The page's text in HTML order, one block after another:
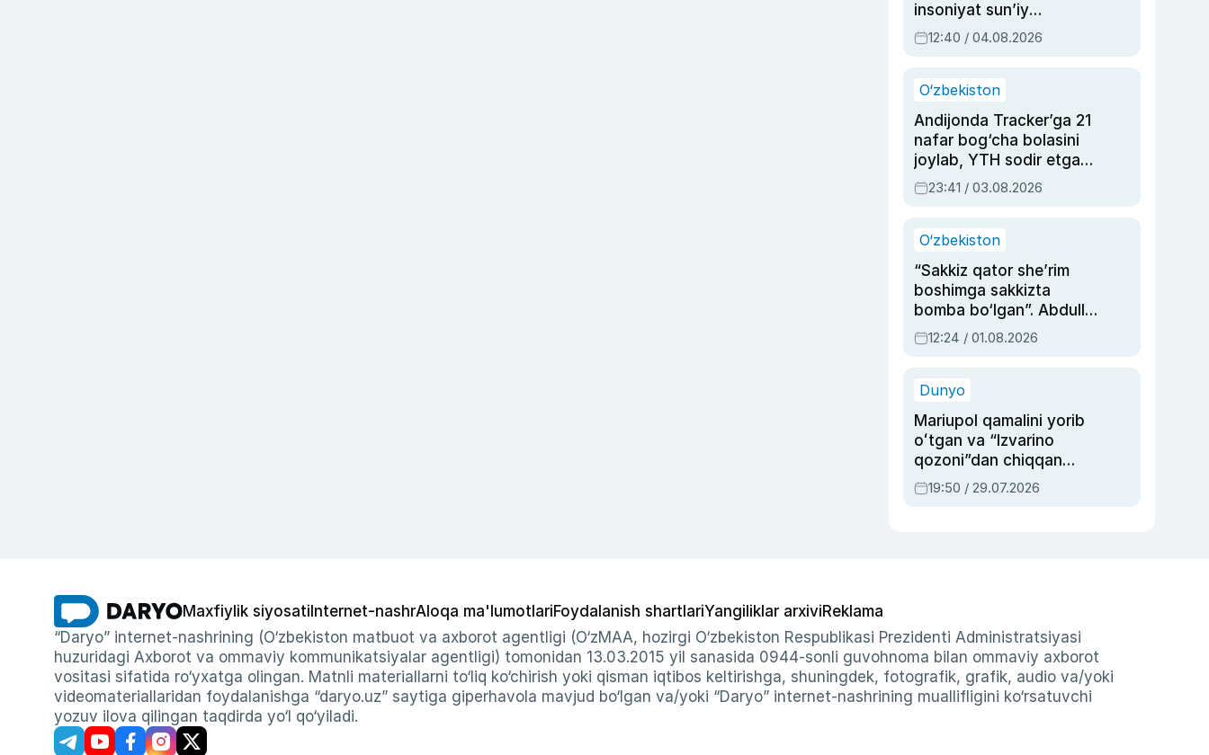
insoniyat sun’iy
intellektni boshqara
olmay qolishidan xavotir
12:40 / 04.08.2026
O‘zbekiston
Andijonda Tracker’ga 21
nafar bog‘cha bolasini
joylab, YTH sodir etgan
ayolga sud hukmi o‘qildi
23:41 / 03.08.2026
O‘zbekiston
“Sakkiz qator she’rim
boshimga sakkizta
bomba bo‘lgan”. Abdulla
Oripovni siyosiy
ayblovlardan asrab
12:24 / 01.08.2026
Dunyo
Mariupol qamalini yorib
oʻtgan va “Izvarino
qozoni”dan chiqqan
qahramon — Ukraina
armiyasi bosh
19:50 / 29.07.2026
Maxfiylik siyosati Internet-nashrAloqa ma'lumotlariFoydalanish shartlariYangiliklar arxiviReklama
“Daryo” internet-nashrining (O‘zbekiston matbuot va axborot agentligi (O‘zMAA, hozirgi O‘zbekiston Respublikasi Prezidenti Administratsiyasi
huzuridagi Axborot va ommaviy kommunikatsiyalar agentligi) tomonidan 13.03.2015 yil sanasida 0944-sonli guvohnoma bilan ommaviy axborot
vositasi sifatida ro‘yxatga olingan. Matnli materiallarni to‘liq ko‘chirish yoki qisman iqtibos keltirishga, shuningdek, fotografik, grafik, audio va/yoki
videomateriallaridan foydalanishga “daryo.uz” saytiga giperhavola mavjud bo‘lgan va/yoki “Daryo” internet-nashrining muallifligini ko‘rsatuvchi
yozuv ilova qilingan taqdirda yo‘l qo‘yiladi.